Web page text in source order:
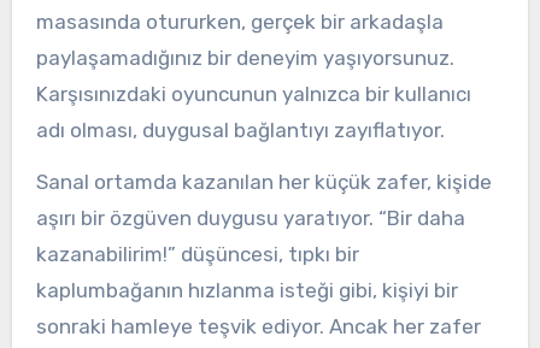
masasında otururken, gerçek bir arkadaşla
paylaşamadığınız bir deneyim yaşıyorsunuz.
Karşısınızdaki oyuncunun yalnızca bir kullanıcı
adı olması, duygusal bağlantıyı zayıflatıyor.
Sanal ortamda kazanılan her küçük zafer, kişide
aşırı bir özgüven duygusu yaratıyor. “Bir daha
kazanabilirim!” düşüncesi, tıpkı bir
kaplumbağanın hızlanma isteği gibi, kişiyi bir
sonraki hamleye teşvik ediyor. Ancak her zafer